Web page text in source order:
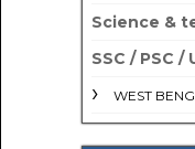
Science &
SSC / PSC /
WEST